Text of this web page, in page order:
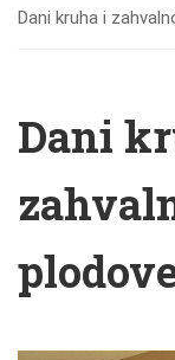
Dani kruha i
Dani